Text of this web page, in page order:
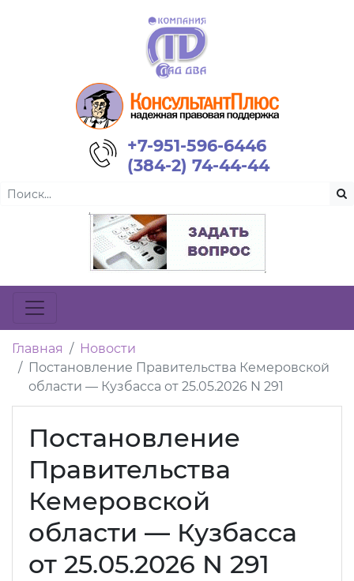
+7-951-596-6446
(384-2) 74-44-44
Главная
Новости
Постановление Правительства Кемеровской
области — Кузбасса от 25.05.2026 N 291
Постановление
Правительства
Кемеровской
области — Кузбасса
от 25.05.2026 N 291